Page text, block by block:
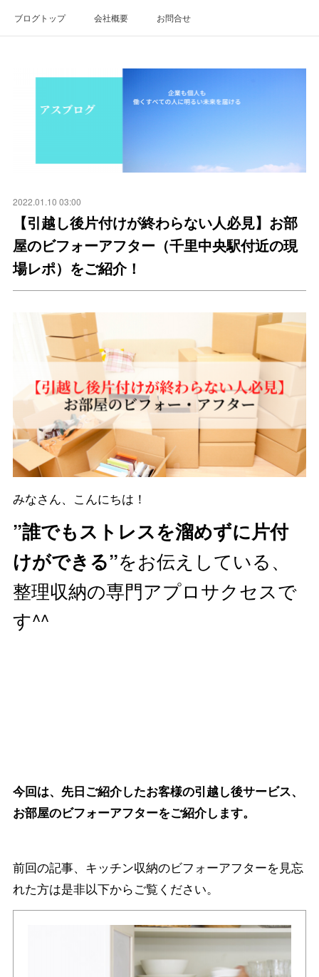
ブログトップ 会社概要 お問合せ
2022.01.10 03:00
【引越し後片付けが終わらない人必見】お部
屋のビフォーアフター（千里中央駅付近の現
場レポ）をご紹介！
みなさん、こんにちは！
”誰でもストレスを溜めずに片付
けができる”をお伝えしている、
整理収納の専門アプロサクセスで
す^^
今回は、先日ご紹介したお客様の引越し後サービス、
お部屋のビフォーアフターをご紹介します。
前回の記事、キッチン収納のビフォーアフターを見忘
れた方は是非以下からご覧ください。